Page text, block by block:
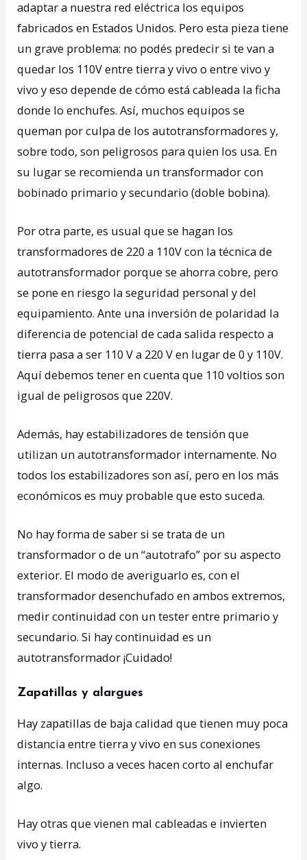
adaptar a nuestra red eléctrica los equipos
fabricados en Estados Unidos. Pero esta pieza tiene
un grave problema: no podés predecir si te van a
quedar los 110V entre tierra y vivo o entre vivo y
vivo y eso depende de cómo está cableada la ficha
donde lo enchufes. Así, muchos equipos se
queman por culpa de los autotransformadores y,
sobre todo, son peligrosos para quien los usa. En
su lugar se recomienda un transformador con
bobinado primario y secundario (doble bobina).
Por otra parte, es usual que se hagan los
transformadores de 220 a 110V con la técnica de
autotransformador porque se ahorra cobre, pero
se pone en riesgo la seguridad personal y del
equipamiento. Ante una inversión de polaridad la
diferencia de potencial de cada salida respecto a
tierra pasa a ser 110 V a 220 V en lugar de 0 y 110V.
Aquí debemos tener en cuenta que 110 voltios son
igual de peligrosos que 220V.
Además, hayestabilizadores de tensión que
utilizan un autotransformador internamente. No
todos los estabilizadores son así, pero en los más
económicos es muy probable que esto suceda.
No hay forma de saber si se trata de un
transformador o de un “autotrafo” por su aspecto
exterior. El modo de averiguarlo es, con el
transformador desenchufado en ambos extremos,
medir continuidad con un tester entre primario y
secundario. Si hay continuidad es un
autotransformador ¡Cuidado!
Zapatillas y alargues
Hay zapatillas de baja calidad que tienen muy poca
distancia entre tierra y vivo en sus conexiones
internas. Incluso a veces hacen corto al enchufar
algo.
Hay otras que vienen mal cableadas e invierten
vivo y tierra.